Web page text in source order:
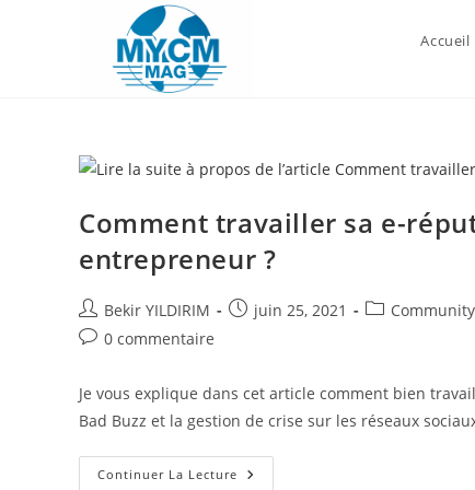
Accueil
Comment travailler sa e-
entrepreneur ?
Auteur/autrice
de
Bekir YILDIRIM
Publication
juin 25, 2021
Post
Commentaires
publication :
0 commentaire
Je vous explique dans cet article comment bien
Bad Buzz et la gestion de crise sur les réseaux
Continuer La Lecture Comment